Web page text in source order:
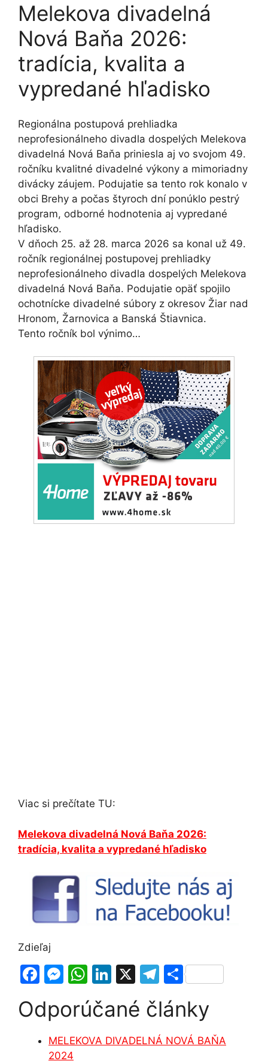
Melekova divadelná
Nová Baňa 2026:
tradícia, kvalita a
vypredané hľadisko
Regionálna postupová prehliadka
neprofesionálneho divadla dospelých Melekova
divadelná Nová Baňa priniesla aj vo svojom 49.
ročníku kvalitné divadelné výkony a mimoriadny
divácky záujem. Podujatie sa tento rok konalo v
obci Brehy a počas štyroch dní ponúklo pestrý
program, odborné hodnotenia aj vypredané
hľadisko.
V dňoch 25. až 28. marca 2026 sa konal už 49.
ročník regionálnej postupovej prehliadky
neprofesionálneho divadla dospelých Melekova
divadelná Nová Baňa. Podujatie opäť spojilo
ochotnícke divadelné súbory z okresov Žiar nad
Hronom, Žarnovica a Banská Štiavnica.
Tento ročník bol výnimo…
Viac si prečítate TU:
Melekova divadelná Nová Baňa 2026:
tradícia, kvalita a vypredané hľadisko
Zdieľaj
F
c
e
b
M
s
s
e
W
at
s
A
Li
k
e
dI
X
T
e
gr
a
S
ar
e
Odporúčané články
MELEKOVA DIVADELNÁ NOVÁ BAŇA
2024